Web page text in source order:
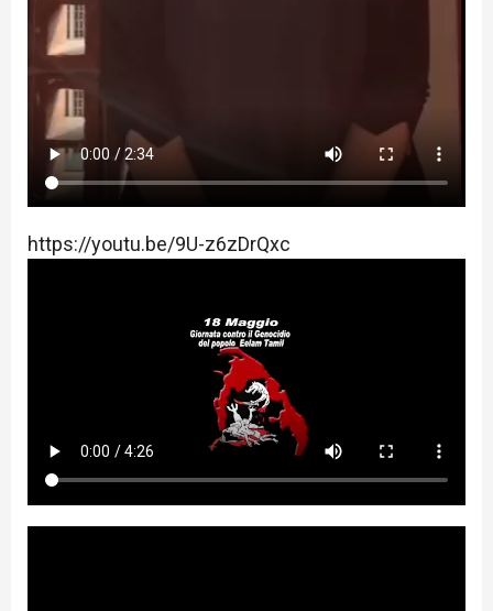
https://youtu.be/9U-z6zDrQxc